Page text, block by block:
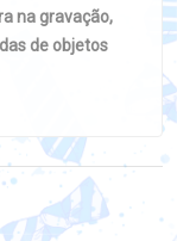
na gravação,
de objetos